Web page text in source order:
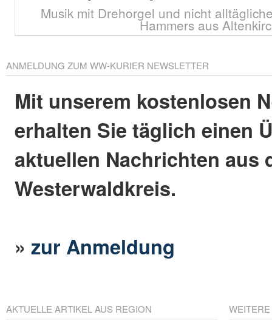
Musik mit Drehorgel und nicht
Hammers aus
ANMELDUNG ZUM WW-KURIER NEWSLETTER
Mit unserem kostenlosen
erhalten Sie täglich einen
aktuellen Nachrichten aus
Westerwaldkreis.
»zur Anmeldung
AKTUELLE ARTIKEL AUS REGION